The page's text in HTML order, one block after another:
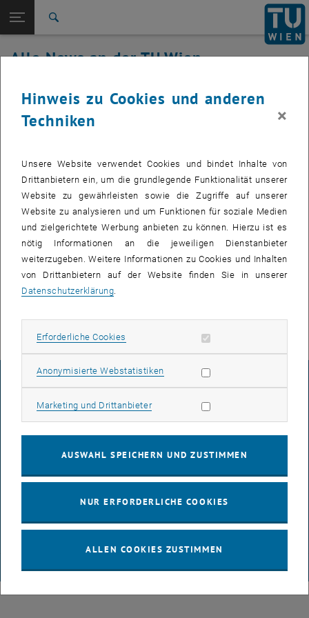
TU Login
Quicklinks
Quicklinks-Menü umschalten
Studium
International
Zur 1. Menü Ebene
Alle News
Zurück: Subseiten von TU Wien Startseite auflisten
Zurück zur letzten Ebene:
TU Wien Startseite
Alle News an der TU Wien
14. Oktober 2021
⚠ TU.it Störung Zentrale
Betroffenes Service: Login
Betroffene Servicenehmer:Webservices mit SSO
Incident-Status:(neuerlich) identifiziert, in Arbeit
Es waren leider nicht alle Probleme beseitigt . Wir bitten die
Unannehmlichkeiten neuerlich zu entschuldigen.
Betroffen ist der Zugriff von außerhalb des TUnet.
© TU Wien# 116210
DATENSCHUTZERKLÄRUNG (PDF)
COOKIEEINSTELLUNGEN
Hinweis zu Cookies und anderen
Techniken
×
Unsere Website verwendet Cookies und bindet Inhalte von
Drittanbietern ein, um die grundlegende Funktionalität unserer
Website zu gewährleisten sowie die Zugriffe auf unserer
Website zu analysieren und um Funktionen für soziale Medien
und zielgerichtete Werbung anbieten zu können. Hierzu ist es
nötig Informationen an die jeweiligen Dienstanbieter
weiterzugeben. Weitere Informationen zu Cookies und Inhalten
von Drittanbietern auf der Website finden Sie in unserer
Datenschutzerklärung.
Erforderliche Cookies Erforderliche Cookies zulassen
Anonymisierte WebstatistikenStatistik Cookies zulassen
Marketing und DrittanbieterMarketing Cookies zulassen
AUSWAHL SPEICHERN UND ZUSTIMMEN
NUR ERFORDERLICHE COOKIES
ALLEN COOKIES ZUSTIMMEN